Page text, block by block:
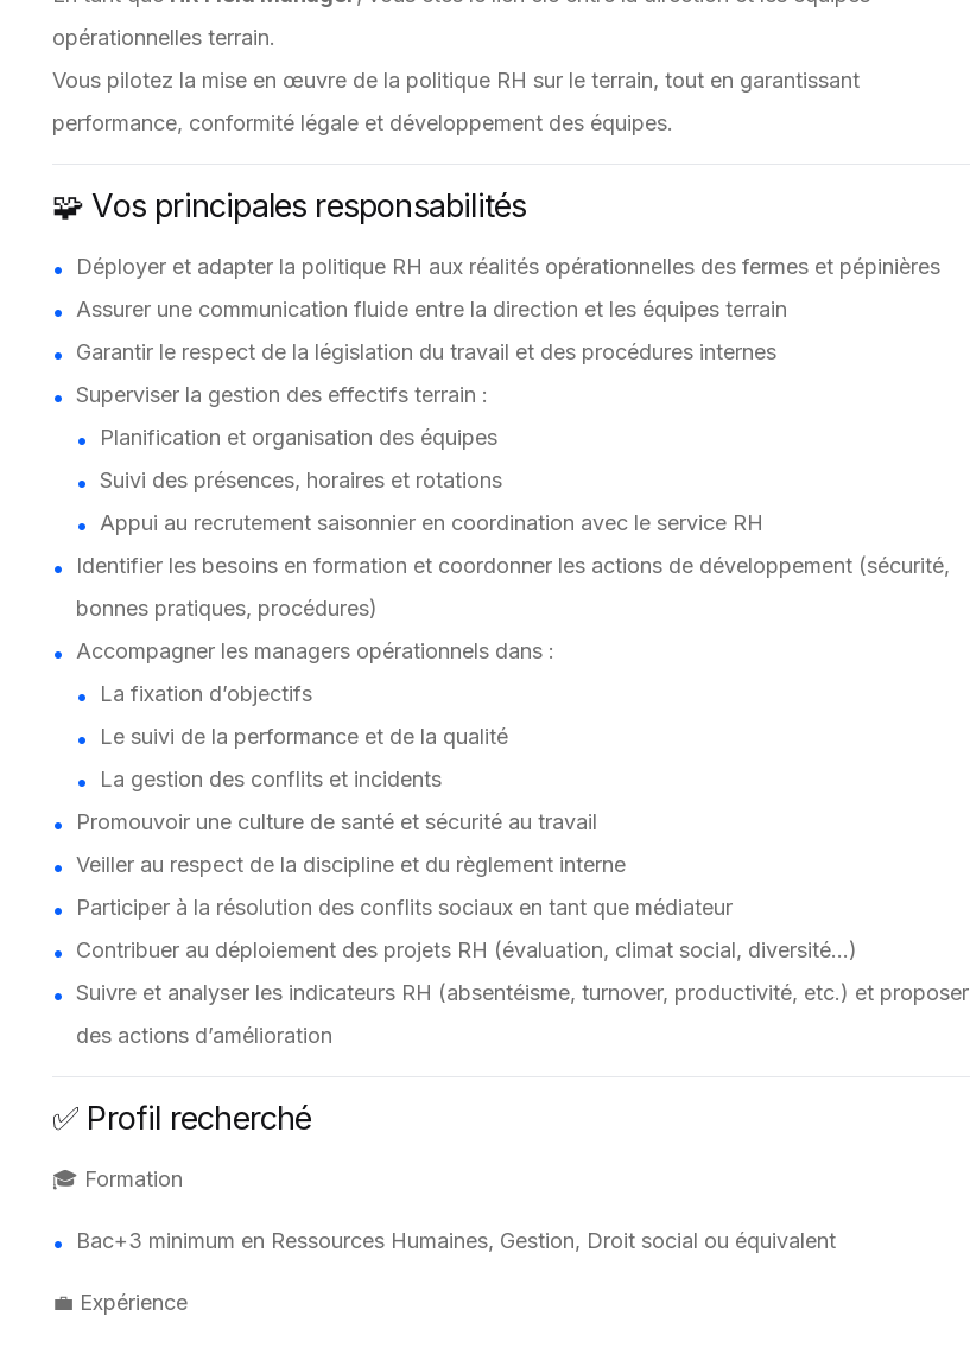
opérationnelles terrain.
Vous pilotez la mise en œuvre de la politique RH sur le terrain, tout en garantissant
performance, conformité légale et développement des équipes.
🧩 Vos principales responsabilités
Déployer et adapter la politique RH aux réalités opérationnelles des fermes et pépinières
Assurer une communication fluide entre la direction et les équipes terrain
Garantir le respect de la législation du travail et des procédures internes
Superviser la gestion des effectifs terrain :
Planification et organisation des équipes
Suivi des présences, horaires et rotations
Appui au recrutement saisonnier en coordination avec le service RH
Identifier les besoins en formation et coordonner les actions de développement (sécurité,
bonnes pratiques, procédures)
Accompagner les managers opérationnels dans :
La fixation d’objectifs
Le suivi de la performance et de la qualité
La gestion des conflits et incidents
Promouvoir une culture de santé et sécurité au travail
Veiller au respect de la discipline et du règlement interne
Participer à la résolution des conflits sociaux en tant que médiateur
Contribuer au déploiement des projets RH (évaluation, climat social, diversité…)
Suivre et analyser les indicateurs RH (absentéisme, turnover, productivité, etc.) et proposer
des actions d’amélioration
✅ Profil recherché
🎓 Formation
Bac+3 minimum en Ressources Humaines, Gestion, Droit social ou équivalent
💼 Expérience